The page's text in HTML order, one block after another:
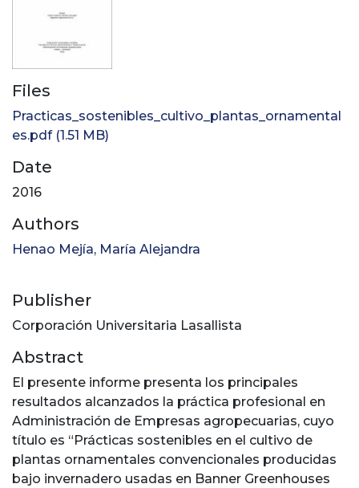
Files
Practicas_sostenibles_cultivo_plantas_ornamental
es.pdf(1.51 MB)
Date
2016
Authors
Henao Mejía, María Alejandra
Publisher
Corporación Universitaria Lasallista
Abstract
El presente informe presenta los principales
resultados alcanzados la práctica profesional en
Administración de Empresas agropecuarias, cuyo
título es “Prácticas sostenibles en el cultivo de
plantas ornamentales convencionales producidas
bajo invernadero usadas en Banner Greenhouses